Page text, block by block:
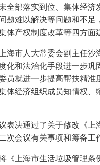
全部落实到位、集体经济
题难以解决等问题和不
体产权制度改革等四方面
海市人大常委会副主任
化和法治化手段进一步巩
员就进一步提高帮扶精准
体经济组织成员知情权
表决通过了关于修改《
次会议有关事项和筹备工
《上海市生活垃圾管理